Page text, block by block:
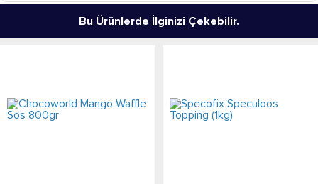
Bu Ürünlerde İlginizi Çekebilir.